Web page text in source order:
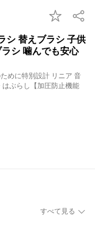
シ 替えブラシ 子供
シ 噛んでも安心
めに特別設計 リニア 音
ぶらし【加圧防止機能
すべて見る